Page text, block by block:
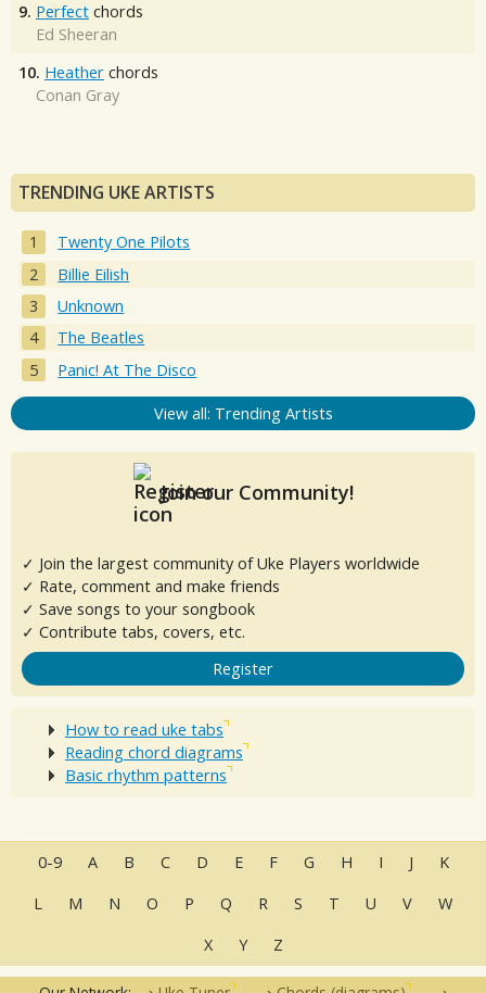
9. Perfect chords
Ed Sheeran
10. Heather chords
Conan Gray
TRENDING UKE ARTISTS
Twenty One Pilots
Billie Eilish
Unknown
The Beatles
Panic! At The Disco
View all: Trending Artists
Join our Community!
✓ Join the largest community of Uke Players worldwide
✓ Rate, comment and make friends
✓ Save songs to your songbook
✓ Contribute tabs, covers, etc.
Register
How to read uke tabs
Reading chord diagrams
Basic rhythm patterns
0-9 A B C D E F G H I J
K
L
M N O P Q R S T U V
W
X
Y Z